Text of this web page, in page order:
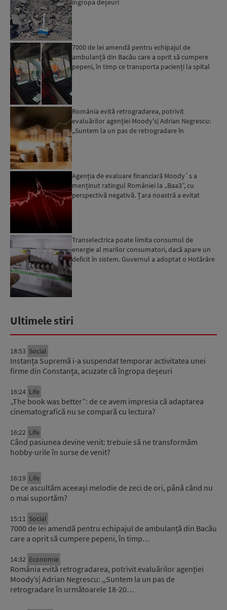
îngropa deșeuri
7000 de lei amendă pentru echipajul de
ambulanță din Bacău care a oprit să cumpere
pepeni, în timp ce transporta pacienți la spital
România evită retrogradarea, potrivit
evaluărilor agenției Moody's| Adrian Negrescu:
,,Suntem la un pas de retrogradare în
Agenția de evaluare financiară Moody`s a
menținut ratingul României la „Baa3”, cu
perspectivă negativă. Țara noastră a evitat
Transelectrica poate limita consumul de
energie al marilor consumatori, dacă apare un
deficit în sistem. Guvernul a adoptat o Hotărâre
Ultimele stiri
18:53 Social
Instanța Supremă i-a suspendat temporar activitatea unei
firme din Constanța, acuzate că îngropa deșeuri
16:24 Life
„The book was better”: de ce avem impresia că adaptarea
cinematografică nu se compară cu lectura?
16:22 Life
Când pasiunea devine venit: trebuie să ne transformăm
hobby-urile în surse de venit?
16:19 Life
De ce ascultăm aceeași melodie de zeci de ori, până când nu
o mai suportăm?
15:11 Social
7000 de lei amendă pentru echipajul de ambulanță din Bacău
care a oprit să cumpere pepeni, în timp…
14:32 Economie
România evită retrogradarea, potrivit evaluărilor agenției
Moody’s| Adrian Negrescu: ,,Suntem la un pas de
retrogradare în următoarele 18-20…